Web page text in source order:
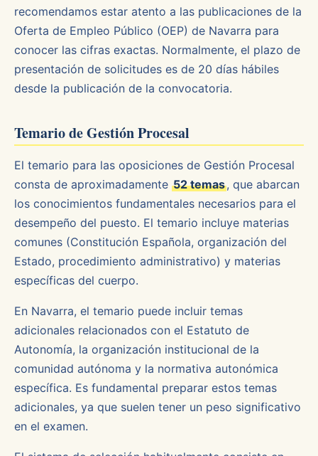
recomendamos estar atento a las publicaciones de la
Oferta de Empleo Público (OEP) de Navarra para
conocer las cifras exactas. Normalmente, el plazo de
presentación de solicitudes es de 20 días hábiles
desde la publicación de la convocatoria.
Temario de Gestión Procesal
El temario para las oposiciones de Gestión Procesal
consta de aproximadamente 52 temas, que abarcan
los conocimientos fundamentales necesarios para el
desempeño del puesto. El temario incluye materias
comunes (Constitución Española, organización del
Estado, procedimiento administrativo) y materias
específicas del cuerpo.
En Navarra, el temario puede incluir temas
adicionales relacionados con el Estatuto de
Autonomía, la organización institucional de la
comunidad autónoma y la normativa autonómica
específica. Es fundamental preparar estos temas
adicionales, ya que suelen tener un peso significativo
en el examen.